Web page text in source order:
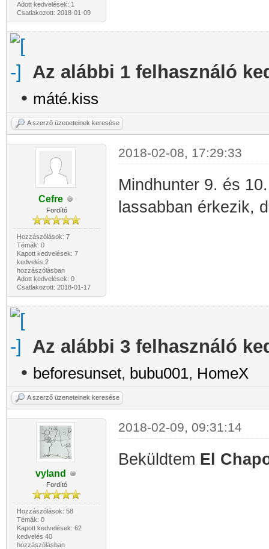
Adott kedvelések: 1
Csatlakozott: 2018-01-09
Az alábbi 1 felhasználó
• máté.kiss
A szerző üzeneteinek keresése
Cefre
Fordító
Hozzászólások: 7
Témák: 0
Kapott kedvelések: 7
kedvelés 2
hozzászólásban
Adott kedvelések: 0
Csatlakozott: 2018-01-17
2018-02-08, 17:29:33
Mindhunter 9. és
lassabban érkezik,
Az alábbi 3 felhasználó
• beforesunset, bubu001, HomeX
A szerző üzeneteinek keresése
vyland
Fordító
Hozzászólások: 58
Témák: 0
Kapott kedvelések: 62
kedvelés 40
hozzászólásban
2018-02-09, 09:31:14
Beküldtem El